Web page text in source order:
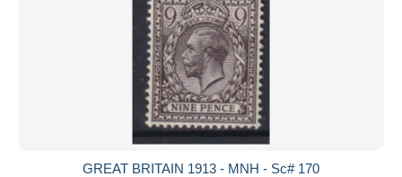
GREAT BRITAIN 1913 - MNH - Sc# 170